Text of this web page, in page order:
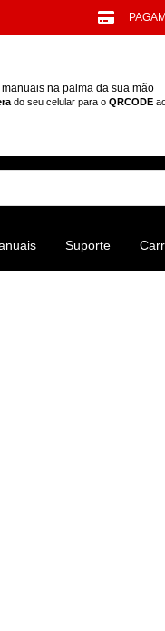
na palma da sua mão
do seu celular para oQRCODE
Suporte